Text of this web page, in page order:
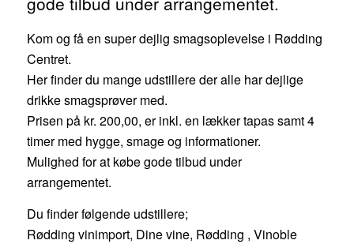
Kom og få en super dejlig smagsoplevelse i Rødding
Centret.
Her finder du mange udstillere der alle har dejlige
drikke smagsprøver med.
Prisen på kr. 200,00, er inkl. en lækker tapas samt 4
timer med hygge, smage og informationer.
Mulighed for at købe gode tilbud under
arrangementet.
Du finder følgende udstillere;
Rødding vinimport, Dine vine, Rødding , Vinoble